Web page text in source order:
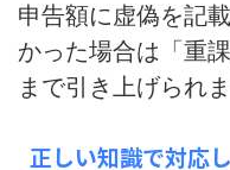
申告額に虚偽を記
かった場合は 「重
まで引き上げられま
正しい知識で対応